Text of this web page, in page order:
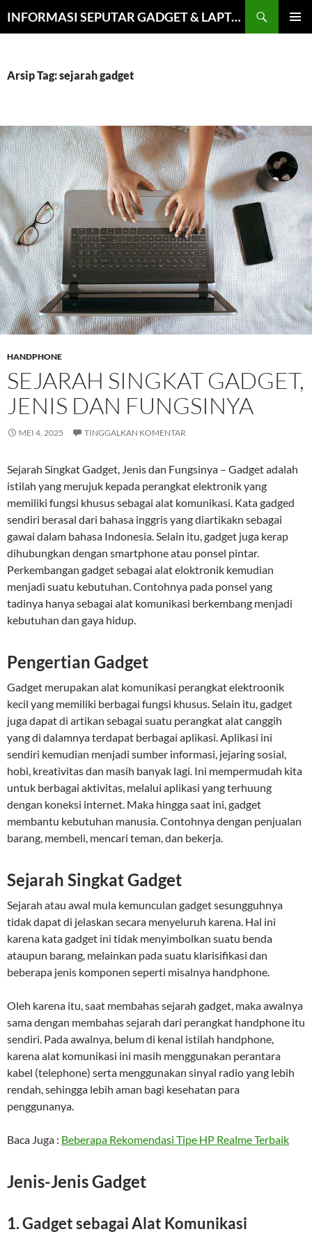
INFORMASI SEPUTAR GADGET & LAPTOP TERPERCAYA
Arsip Tag: sejarah gadget
HANDPHONE
SEJARAH SINGKAT GADGET,
JENIS DAN FUNGSINYA
MEI 4, 2025 TINGGALKAN KOMENTAR
Sejarah Singkat Gadget, Jenis dan Fungsinya – Gadget adalah
istilah yang merujuk kepada perangkat elektronik yang
memiliki fungsi khusus sebagai alat komunikasi. Kata gadged
sendiri berasal dari bahasa inggris yang diartikakn sebagai
gawai dalam bahasa Indonesia. Selain itu, gadget juga kerap
dihubungkan dengan smartphone atau ponsel pintar.
Perkembangan gadget sebagai alat eloktronik kemudian
menjadi suatu kebutuhan. Contohnya pada ponsel yang
tadinya hanya sebagai alat komunikasi berkembang menjadi
kebutuhan dan gaya hidup.
Pengertian Gadget
Gadget merupakan alat komunikasi perangkat elektroonik
kecil yang memiliki berbagai fungsi khusus. Selain itu, gadget
juga dapat di artikan sebagai suatu perangkat alat canggih
yang di dalamnya terdapat berbagai aplikasi. Aplikasi ini
sendiri kemudian menjadi sumber informasi, jejaring sosial,
hobi, kreativitas dan masih banyak lagi. Ini mempermudah kita
untuk berbagai aktivitas, melalui aplikasi yang terhuung
dengan koneksi internet. Maka hingga saat ini, gadget
membantu kebutuhan manusia. Contohnya dengan penjualan
barang, membeli, mencari teman, dan bekerja.
Sejarah Singkat Gadget
Sejarah atau awal mula kemunculan gadget sesungguhnya
tidak dapat di jelaskan secara menyeluruh karena. Hal ini
karena kata gadget ini tidak menyimbolkan suatu benda
ataupun barang, melainkan pada suatu klarisifikasi dan
beberapa jenis komponen seperti misalnya handphone.
Oleh karena itu, saat membahas sejarah gadget, maka awalnya
sama dengan membahas sejarah dari perangkat handphone itu
sendiri. Pada awalnya, belum di kenal istilah handphone,
karena alat komunikasi ini masih menggunakan perantara
kabel (telephone) serta menggunakan sinyal radio yang lebih
rendah, sehingga lebih aman bagi kesehatan para
penggunanya.
Baca Juga : Beberapa Rekomendasi Tipe HP Realme Terbaik
Jenis-Jenis Gadget
1. Gadget sebagai Alat Komunikasi